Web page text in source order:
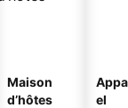
Maison
d’hôtes
el